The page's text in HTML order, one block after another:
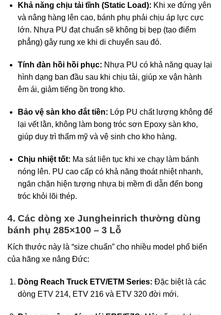
Khả năng chịu tải tĩnh (Static Load): Khi xe đứng yên
và nâng hàng lên cao, bánh phụ phải chịu áp lực cực
lớn. Nhựa PU đạt chuẩn sẽ không bị bẹp (tạo điểm
phẳng) gây rung xe khi di chuyển sau đó.
Tính đàn hồi hồi phục: Nhựa PU có khả năng quay lại
hình dạng ban đầu sau khi chịu tải, giúp xe vận hành
êm ái, giảm tiếng ồn trong kho.
Bảo vệ sàn kho đắt tiền: Lớp PU chất lượng không để
lại vết lằn, không làm bong tróc sơn Epoxy sàn kho,
giúp duy trì thẩm mỹ và vệ sinh cho kho hàng.
Chịu nhiệt tốt: Ma sát liên tục khi xe chạy làm bánh
nóng lên. PU cao cấp có khả năng thoát nhiệt nhanh,
ngăn chặn hiện tượng nhựa bị mềm đi dẫn đến bong
tróc khỏi lõi thép.
4. Các dòng xe Jungheinrich thường dùng
bánh phụ 285×100 – 3 Lỗ
Kích thước này là “size chuẩn” cho nhiều model phổ biến
của hãng xe nâng Đức:
Dòng Reach Truck ETV/ETM Series: Đặc biệt là các
dòng ETV 214, ETV 216 và ETV 320 đời mới.